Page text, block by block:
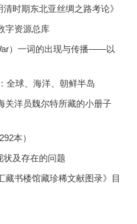
时期东北亚丝绸之路考论》
字资源总库
）一词的出现与传播——以
全球、海洋、朝鲜半岛
关洋员魏尔特所藏的小册子
本）
状及存在的问题
藏书楼馆藏珍稀文献图录》目